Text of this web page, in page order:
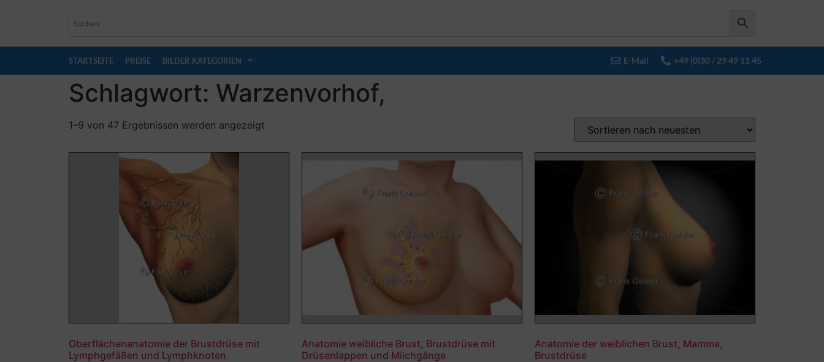
STARTSEITE PREISE BILDER KATEGORIEN E-Mail +49 (0)30 / 29 49 11 45
Schlagwort: Warzenvorhof,
1–9 von 47 Ergebnissen werden angezeigt
Oberflächenanatomie der Brustdrüse mit
Lymphgefäßen und Lymphknoten
Anatomie weibliche Brust, Brustdrüse mit
Drüsenlappen und Milchgänge
Anatomie der weiblichen Brust, Mamma,
Brustdrüse